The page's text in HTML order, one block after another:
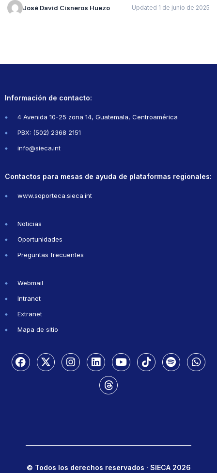
José David Cisneros Huezo Updated 1 de junio de 2025
Información de contacto:
4 Avenida 10-25 zona 14, Guatemala, Centroamérica
PBX: (502) 2368 2151
info@sieca.int
Contactos para mesas de ayuda de plataformas regionales:
www.soporteca.sieca.int
Noticias
Oportunidades
Preguntas frecuentes
Webmail
Intranet
Extranet
Mapa de sitio
© Todos los derechos reservados · SIECA 2026